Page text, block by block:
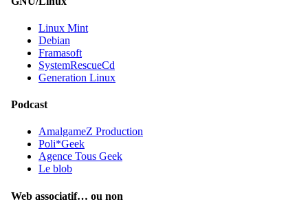
Linux Mint
Debian
Framasoft
SystemRescueCd
Generation Linux
Podcast
AmalgameZ Production
Poli*Geek
Agence Tous Geek
Le blob
Web associatif… ou non